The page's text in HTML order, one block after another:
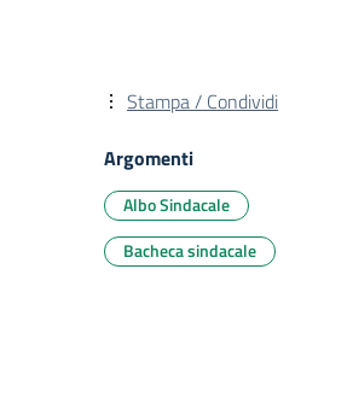
Stampa / Condividi
Argomenti
Albo Sindacale
Bacheca sindacale